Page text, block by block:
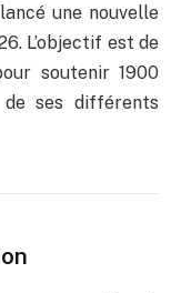
une nouvelle
L’objectif est de
soutenir 1900
ses différents